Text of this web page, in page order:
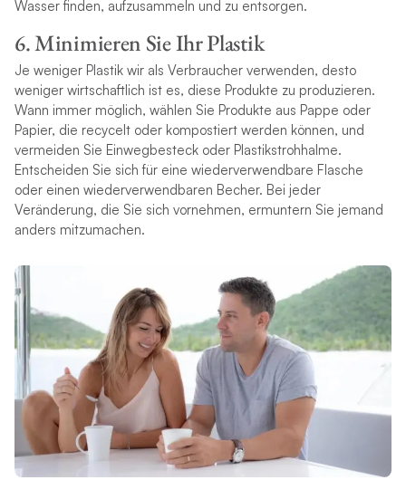
Wasser finden, aufzusammeln und zu entsorgen.
6. Minimieren Sie Ihr Plastik
Je weniger Plastik wir als Verbraucher verwenden, desto
weniger wirtschaftlich ist es, diese Produkte zu produzieren.
Wann immer möglich, wählen Sie Produkte aus Pappe oder
Papier, die recycelt oder kompostiert werden können, und
vermeiden Sie Einwegbesteck oder Plastikstrohhalme.
Entscheiden Sie sich für eine wiederverwendbare Flasche
oder einen wiederverwendbaren Becher. Bei jeder
Veränderung, die Sie sich vornehmen, ermuntern Sie jemand
anders mitzumachen.